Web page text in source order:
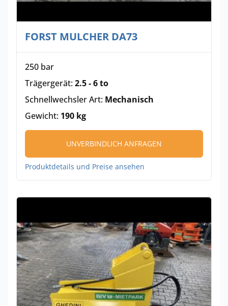
FORST MULCHER DA73
250 bar
Trägergerät:2.5 - 6 to
Schnellwechsler Art: Mechanisch
Gewicht: 190 kg
UNVERBINDLICH ANFRAGEN
Produktdetails und Preise ansehen